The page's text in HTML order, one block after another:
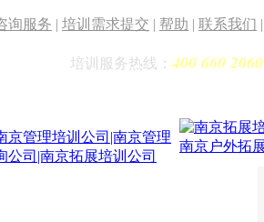
询服务 | 培训需求提交 | 帮助 | 联系我们 |
培训服务热线： 400 660 2060